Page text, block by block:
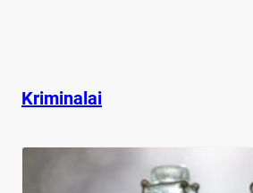
Kriminalai